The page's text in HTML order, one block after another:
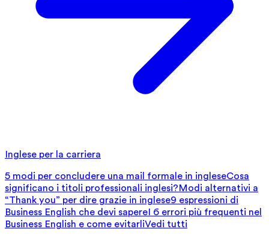
Inglese per la carriera
5 modi per concludere una mail formale in ingleseCosa
significano i titoli professionali inglesi?Modi alternativi a
“Thank you” per dire grazie in inglese9 espressioni di
Business English che devi sapereI 6 errori più frequenti nel
Business English e come evitarliVedi tutti